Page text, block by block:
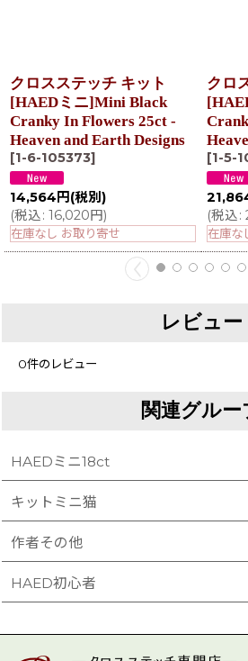
クロスステッチ キット
[HAEDミニ]Mini Black
Cranky In Flowers 25ct -
Heaven and Earth Designs
[1-6-105373]
14,564 円 (税別)
(税込: 16,020円)
在庫なし お取り寄せ
クロ
[1-5-
(税込:
在庫な
レビュー
0件のレビュー
関連グルー
HAEDミニ18ct
キットミニ猫
作者その他
HAED初心者